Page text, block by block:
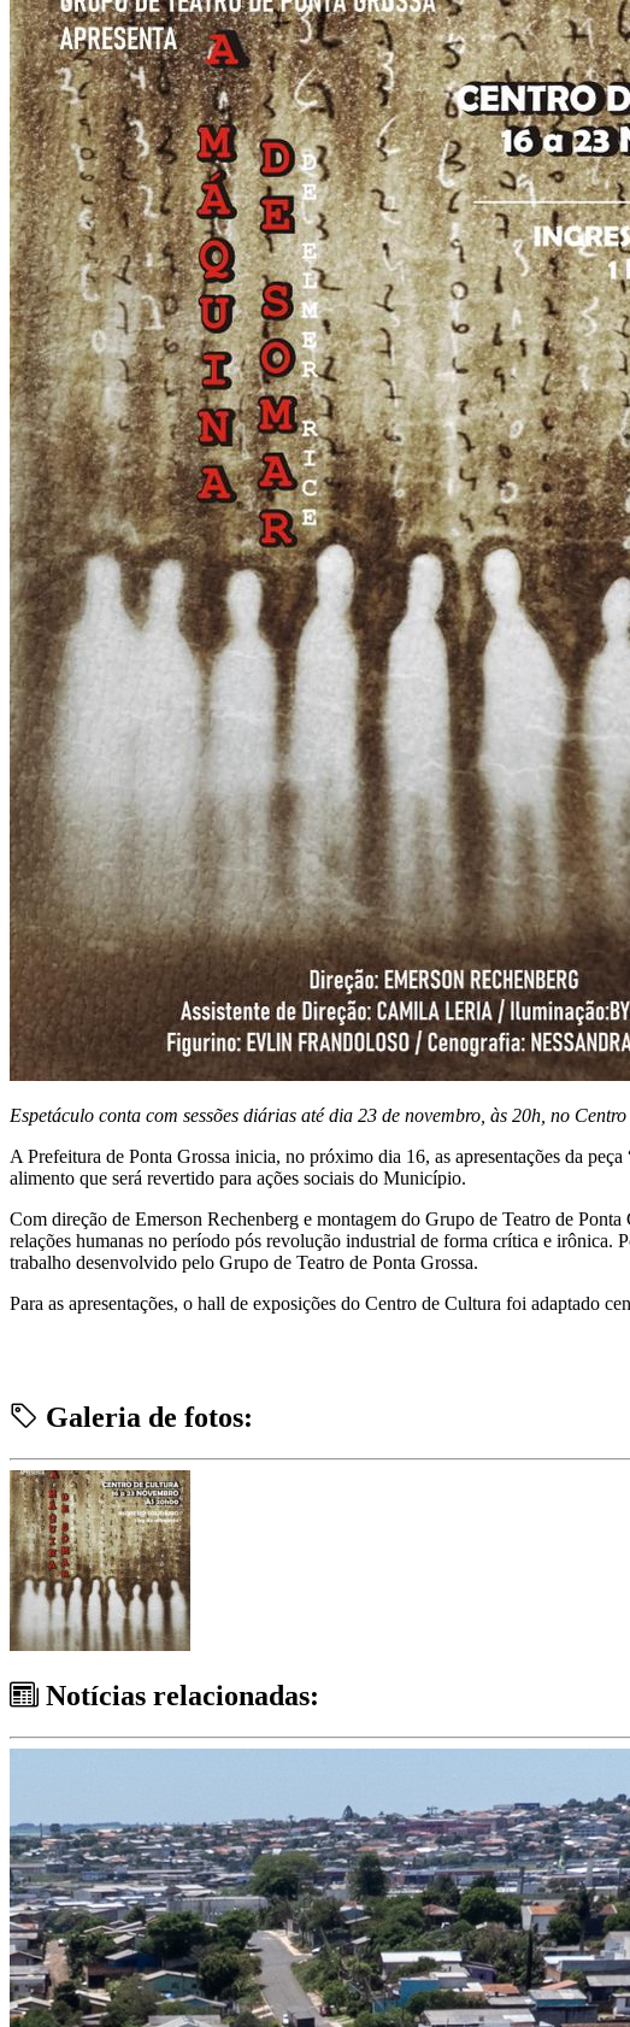
Espetáculo conta com sessões diárias até dia 23 de novembro, às 20h, no
A Prefeitura de Ponta Grossa inicia, no próximo dia 16, as apresentações da
alimento que será revertido para ações sociais do Município.
Com direção de Emerson Rechenberg e montagem do Grupo de Teatro de
relações humanas no período pós revolução industrial de forma crítica e irônica.
trabalho desenvolvido pelo Grupo de Teatro de Ponta Grossa.
Para as apresentações, o hall de exposições do Centro de Cultura foi adaptado
Galeria de fotos:
Notícias relacionadas: